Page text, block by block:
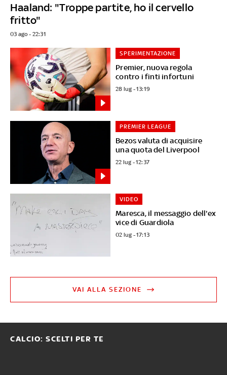
Haaland: "Troppe partite, ho il cervello
fritto"
03 ago - 22:31
Premier, nuova regola
contro i finti infortuni
SPERIMENTAZIONE
28 lug - 13:19
Bezos valuta di acquisire
una quota del Liverpool
PREMIER LEAGUE
22 lug - 12:37
Maresca, il messaggio dell'ex
vice di Guardiola
VIDEO
02 lug - 17:13
VAI ALLA SEZIONE
CALCIO: SCELTI PER TE